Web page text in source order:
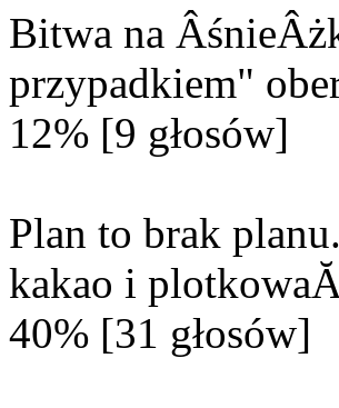
Bitwa na
przypadkiem"
12% [9 głosów]
Plan to brak
kakao i
40% [31 głosów]